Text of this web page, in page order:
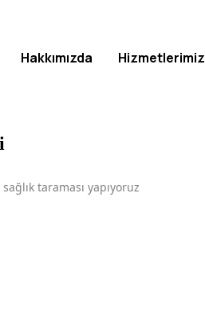
taraması yapıyoruz
Hakkımızda Hizmetlerimiz